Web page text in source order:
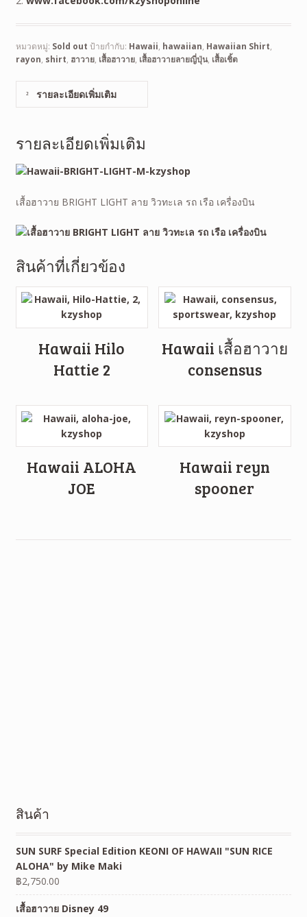
หมวดหมู่: Sold out ป้ายกำกับ: Hawaii, hawaiian, Hawaiian Shirt,
rayon, shirt, ฮาวาย, เสื้อฮาวาย, เสื้อฮาวายลายญี่ปุ่น, เสื้อเชิ้ต
รายละเอียดเพิ่มเติม
รายละเอียดเพิ่มเติม
เสื้อฮาวาย BRIGHT LIGHT ลาย วิวทะเล รถ เรือ เครื่องบิน
สินค้าที่เกี่ยวข้อง
Hawaii Hilo
Hattie 2
Hawaii เสื้อฮาวาย
consensus
Hawaii ALOHA
JOE
Hawaii reyn
spooner
สินค้า
SUN SURF Special Edition KEONI OF HAWAII "SUN RICE
ALOHA" by Mike Maki
฿2,750.00
เสื้อฮาวาย Disney 49